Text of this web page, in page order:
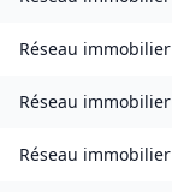
Réseau immobilier
Réseau immobilier
Réseau immobilier